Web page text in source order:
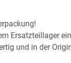
Ersatzteillager
und in der